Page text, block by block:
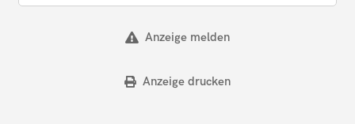
Anzeige melden
Anzeige drucken